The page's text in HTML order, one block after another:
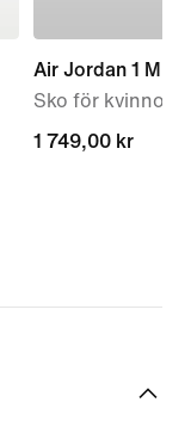
Air Jordan 1 Mid
Sko för kvinnor
1 749,00 kr
1 749,00 kr